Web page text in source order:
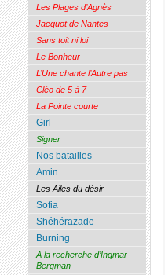
Les Plages d’Agnès
Jacquot de Nantes
Sans toit ni loi
Le Bonheur
L’Une chante l’Autre pas
Cléo de 5 à 7
La Pointe courte
Girl
Signer
Nos batailles
Amin
Les Ailes du désir
Sofia
Shéhérazade
Burning
A la recherche d’Ingmar
Bergman